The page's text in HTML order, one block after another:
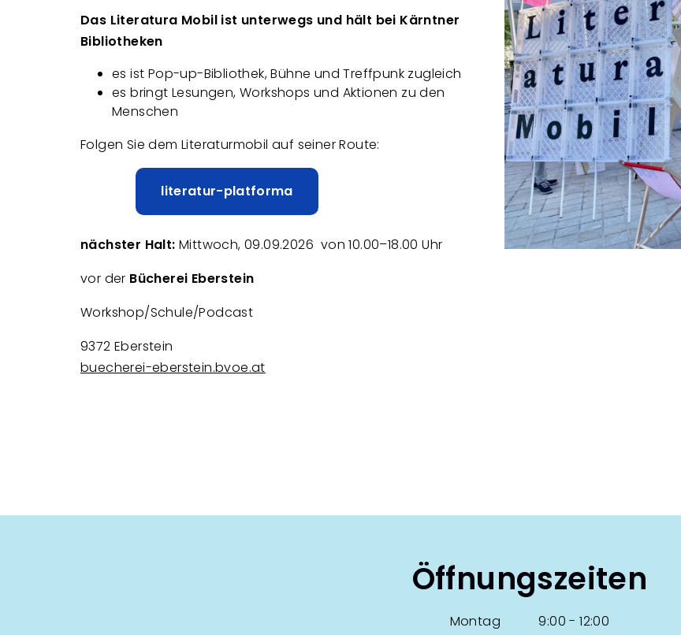
Das Literatura Mobil ist unterwegs und hält bei Kärntner
Bibliotheken
es ist Pop-up-Bibliothek, Bühne und Treffpunk zugleich
es bringt Lesungen, Workshops und Aktionen zu den
Menschen
Folgen Sie dem Literaturmobil auf seiner Route:
literatur-platforma
nächster Halt: Mittwoch, 09.09.2026 von 10.00–18.00 Uhr
vor der Bücherei Eberstein
Workshop/Schule/Podcast
9372 Eberstein
buecherei-eberstein.bvoe.at
Öffnungszeiten
Montag 9:00 - 12:00